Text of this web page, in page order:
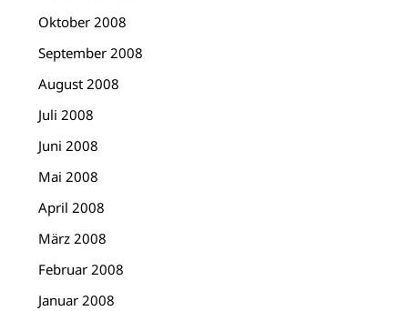
Oktober 2008
September 2008
August 2008
Juli 2008
Juni 2008
Mai 2008
April 2008
März 2008
Februar 2008
Januar 2008